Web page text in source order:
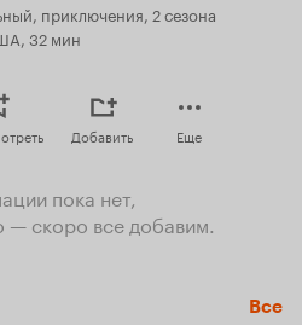
приключения, 2 сезона
32 мин
Добавить Еще
пока нет,
— скоро все добавим.
Все